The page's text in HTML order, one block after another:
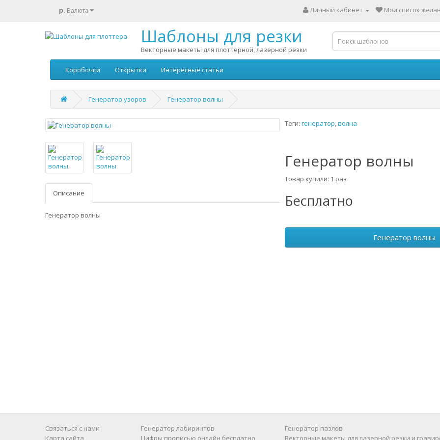
р. Валюта Личный кабинет Мои список
Шаблоны для резки
Векторные макеты для плоттерной, лазерной резки
Коробочки Открытки Интересные статьи
Генератор узоров Генератор волны
Описание
Генератор волны
Теги: генератор,волна
Генератор волны
Товар купили: 1 раз
Бесплатно
Генератор волны
Связаться с нами
Карта сайта
Генератор лабиринтов
Цифры прописью онлайн бесплатно
Генератор пазлов
Векторные макеты для лазерной резки и